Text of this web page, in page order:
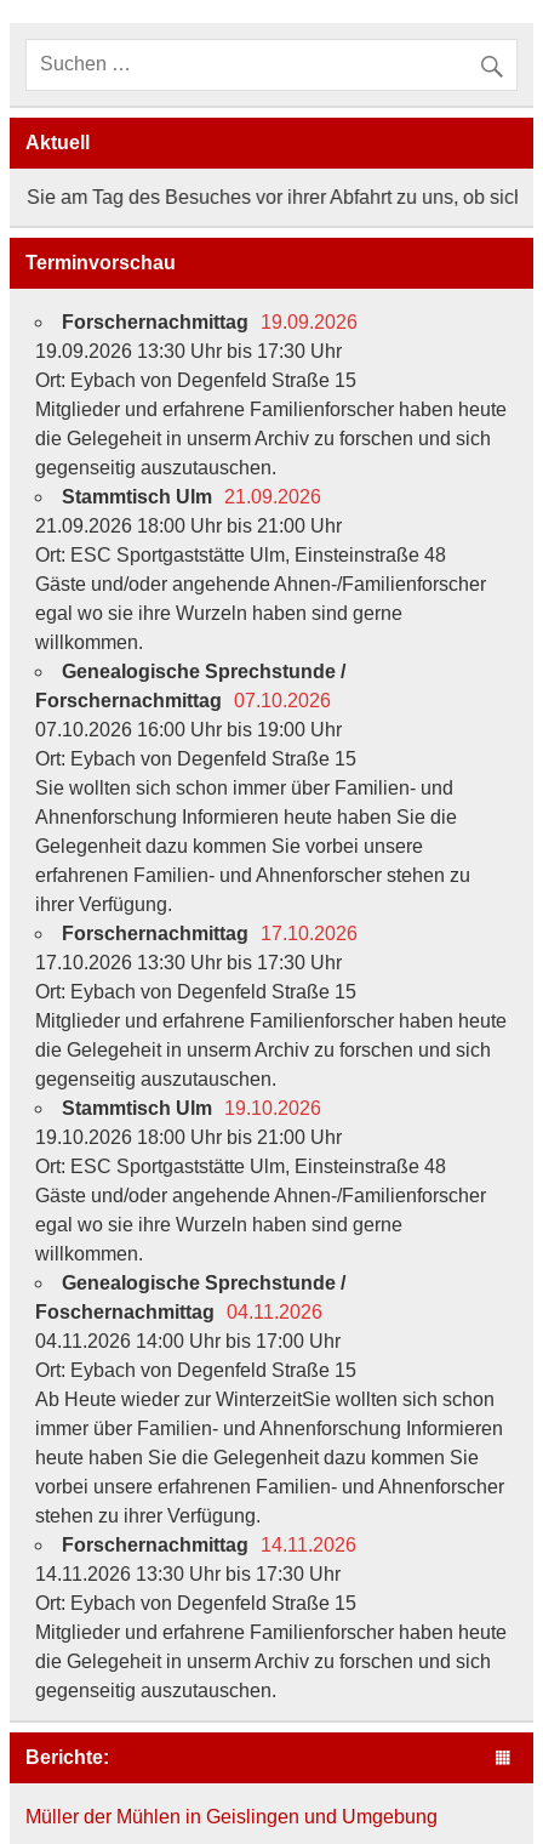
Aktuell
am Tag des Besuches vor ihrer Abfahrt zu uns, ob sich
Terminvorschau
Forschernachmittag
19.09.2026
19.09.2026 13:30 Uhr bis 17:30 Uhr
Ort: Eybach von Degenfeld Straße 15
Mitglieder und erfahrene Familienforscher haben heute
die Gelegeheit in unserm Archiv zu forschen und sich
gegenseitig auszutauschen.
Stammtisch Ulm
21.09.2026
21.09.2026 18:00 Uhr bis 21:00 Uhr
Ort: ESC Sportgaststätte Ulm, Einsteinstraße 48
Gäste und/oder angehende Ahnen-/Familienforscher
egal wo sie ihre Wurzeln haben sind gerne
willkommen.
Genealogische Sprechstunde /
Forschernachmittag
07.10.2026
07.10.2026 16:00 Uhr bis 19:00 Uhr
Ort: Eybach von Degenfeld Straße 15
Sie wollten sich schon immer über Familien- und
Ahnenforschung Informieren heute haben Sie die
Gelegenheit dazu kommen Sie vorbei unsere
erfahrenen Familien- und Ahnenforscher stehen zu
ihrer Verfügung.
Forschernachmittag
17.10.2026
17.10.2026 13:30 Uhr bis 17:30 Uhr
Ort: Eybach von Degenfeld Straße 15
Mitglieder und erfahrene Familienforscher haben heute
die Gelegeheit in unserm Archiv zu forschen und sich
gegenseitig auszutauschen.
Stammtisch Ulm
19.10.2026
19.10.2026 18:00 Uhr bis 21:00 Uhr
Ort: ESC Sportgaststätte Ulm, Einsteinstraße 48
Gäste und/oder angehende Ahnen-/Familienforscher
egal wo sie ihre Wurzeln haben sind gerne
willkommen.
Genealogische Sprechstunde /
Foschernachmittag
04.11.2026
04.11.2026 14:00 Uhr bis 17:00 Uhr
Ort: Eybach von Degenfeld Straße 15
Ab Heute wieder zur WinterzeitSie wollten sich schon
immer über Familien- und Ahnenforschung Informieren
heute haben Sie die Gelegenheit dazu kommen Sie
vorbei unsere erfahrenen Familien- und Ahnenforscher
stehen zu ihrer Verfügung.
Forschernachmittag
14.11.2026
14.11.2026 13:30 Uhr bis 17:30 Uhr
Ort: Eybach von Degenfeld Straße 15
Mitglieder und erfahrene Familienforscher haben heute
die Gelegeheit in unserm Archiv zu forschen und sich
gegenseitig auszutauschen.
Berichte:
Müller der Mühlen in Geislingen und Umgebung